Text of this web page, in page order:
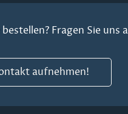
Fragen Sie uns
aufnehmen!